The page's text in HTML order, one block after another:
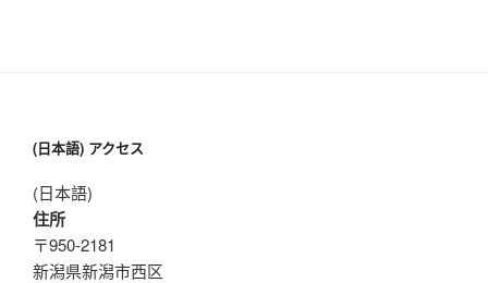
(日本語) アクセス
(日本語)
住所
〒950-2181
新潟県新潟市西区